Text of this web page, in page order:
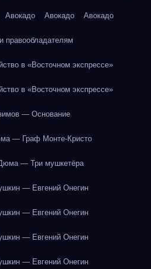
Авокадо Авокадо Авокадо
правообладателям
в «Восточном экспрессе»
в «Восточном экспрессе»
— Основание
— Граф Монте-Кристо
— Три мушкетёра
— Евгений Онегин
— Евгений Онегин
— Евгений Онегин
— Евгений Онегин